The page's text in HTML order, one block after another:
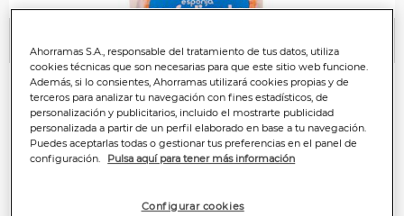
Anterior
Ahorramas S.A., responsable del tratamiento de tus datos, utiliza
cookies técnicas que son necesarias para que este sitio web funcione.
Además, si lo consientes, Ahorramas utilizará cookies propias y de
terceros para analizar tu navegación con fines estadísticos, de
personalización y publicitarios, incluido el mostrarte publicidad
personalizada a partir de un perfil elaborado en base a tu navegación.
Puedes aceptarlas todas o gestionar tus preferencias en el panel de
configuración.
Pulsa aquí para tener más información
Configurar cookies